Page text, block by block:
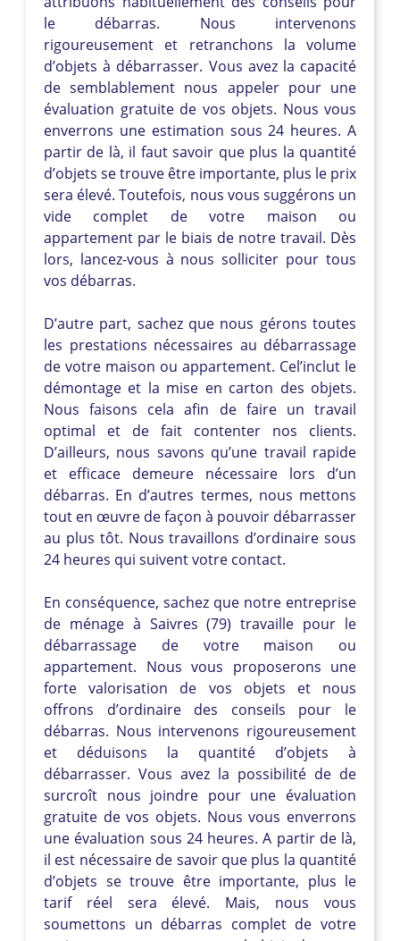
le débarras. Nous intervenons
rigoureusement et retranchons la volume
d’objets à débarrasser. Vous avez la capacité
de semblablement nous appeler pour une
évaluation gratuite de vos objets. Nous vous
enverrons une estimation sous 24 heures. A
partir de là, il faut savoir que plus la quantité
d’objets se trouve être importante, plus le prix
sera élevé. Toutefois, nous vous suggérons un
vide complet de votre maison ou
appartement par le biais de notre travail. Dès
lors, lancez-vous à nous solliciter pour tous
vos débarras.
D’autre part, sachez que nous gérons toutes
les prestations nécessaires au débarrassage
de votre maison ou appartement. Cel’inclut le
démontage et la mise en carton des objets.
Nous faisons cela afin de faire un travail
optimal et de fait contenter nos clients.
D’ailleurs, nous savons qu’une travail rapide
et efficace demeure nécessaire lors d’un
débarras. En d’autres termes, nous mettons
tout en œuvre de façon à pouvoir débarrasser
au plus tôt. Nous travaillons d’ordinaire sous
24 heures qui suivent votre contact.
En conséquence, sachez que notre entreprise
de ménage à Saivres (79) travaille pour le
débarrassage de votre maison ou
appartement. Nous vous proposerons une
forte valorisation de vos objets et nous
offrons d’ordinaire des conseils pour le
débarras. Nous intervenons rigoureusement
et déduisons la quantité d’objets à
débarrasser. Vous avez la possibilité de de
surcroît nous joindre pour une évaluation
gratuite de vos objets. Nous vous enverrons
une évaluation sous 24 heures. A partir de là,
il est nécessaire de savoir que plus la quantité
d’objets se trouve être importante, plus le
tarif réel sera élevé. Mais, nous vous
soumettons un débarras complet de votre